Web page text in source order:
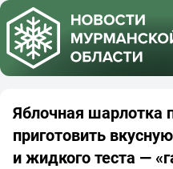
Яблочная шарлотка
приготовить
и жидкого теста —